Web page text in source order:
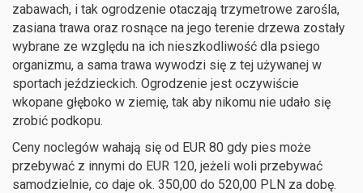
zabawach, i tak ogrodzenie otaczają trzymetrowe zarośla,
zasiana trawa oraz rosnące na jego terenie drzewa zostały
wybrane ze względu na ich nieszkodliwość dla psiego
organizmu, a sama trawa wywodzi się z tej używanej w
sportach jeździeckich. Ogrodzenie jest oczywiście
wkopane głęboko w ziemię, tak aby nikomu nie udało się
zrobić podkopu.
Ceny noclegów wahają się od EUR 80 gdy pies może
przebywać z innymi do EUR 120, jeżeli woli przebywać
samodzielnie, co daje ok. 350,00 do 520,00 PLN za dobę.